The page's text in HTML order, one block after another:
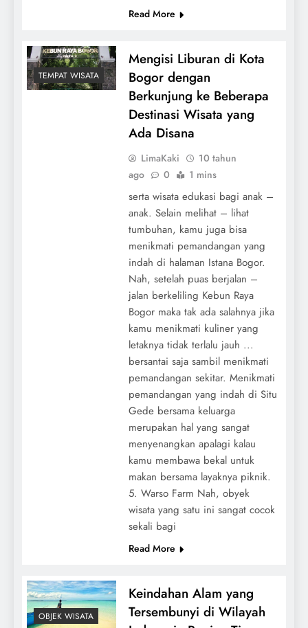
Read More
TEMPAT WISATA
Mengisi Liburan di Kota
Bogor dengan
Berkunjung ke Beberapa
Destinasi Wisata yang
Ada Disana
LimaKaki
10 tahun
ago
0 1 mins
serta wisata edukasi bagi anak –
anak. Selain melihat – lihat
tumbuhan, kamu juga bisa
menikmati pemandangan yang
indah di halaman Istana Bogor.
Nah, setelah puas berjalan –
jalan berkeliling Kebun Raya
Bogor maka tak ada salahnya jika
kamu menikmati kuliner yang
letaknya tidak terlalu jauh ...
bersantai saja sambil menikmati
pemandangan sekitar. Menikmati
pemandangan yang indah di Situ
Gede bersama keluarga
merupakan hal yang sangat
menyenangkan apalagi kalau
kamu membawa bekal untuk
makan bersama layaknya piknik.
5. Warso Farm Nah, obyek
wisata yang satu ini sangat cocok
sekali bagi
Read More
OBJEK WISATA
Keindahan Alam yang
Tersembunyi di Wilayah